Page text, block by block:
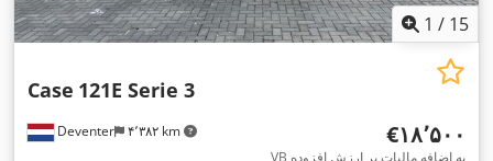
1 / 15
Deventer ۴٬۳۸۲ km
Case 121E Serie 3
‎€۱۸٬۵۰۰